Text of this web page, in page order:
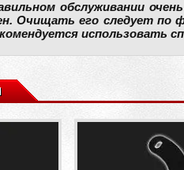
обслуживании
Очищать его следует по
использовать